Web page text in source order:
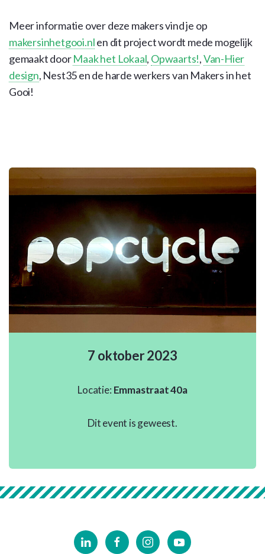
Meer informatie over deze makers vind je op
makersinhetgooi.nlen dit project wordt mede mogelijk
gemaakt doorMaak het Lokaal, Opwaarts!,Van-Hier
design, Nest35 en de harde werkers van Makers in het
Gooi!
7 oktober 2023
Locatie: Emmastraat 40a
Dit event is geweest.